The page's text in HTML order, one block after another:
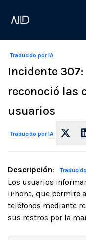
Traducido por IA
Incidente 307:
reconoció las
usuarios
Traducido por IA
Descripción:
Los usuarios
iPhone, que permite
teléfonos mediante
sus rostros por la